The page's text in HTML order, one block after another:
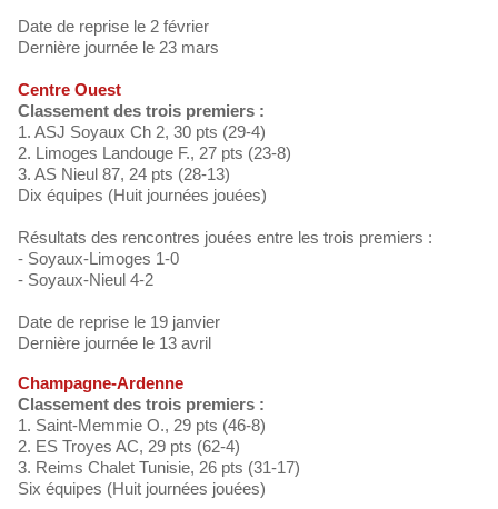
Date de reprise le 2 février
Dernière journée le 23 mars
Centre Ouest
Classement des trois premiers :
1. ASJ Soyaux Ch 2, 30 pts (29-4)
2. Limoges Landouge F., 27 pts (23-8)
3. AS Nieul 87, 24 pts (28-13)
Dix équipes (Huit journées jouées)
Résultats des rencontres jouées entre les trois premiers :
- Soyaux-Limoges 1-0
- Soyaux-Nieul 4-2
Date de reprise le 19 janvier
Dernière journée le 13 avril
Champagne-Ardenne
Classement des trois premiers :
1. Saint-Memmie O., 29 pts (46-8)
2. ES Troyes AC, 29 pts (62-4)
3. Reims Chalet Tunisie, 26 pts (31-17)
Six équipes (Huit journées jouées)